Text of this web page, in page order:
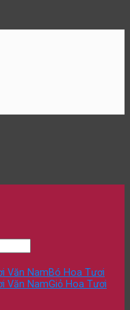
Bó Hoa Tươi
Giỏ Hoa Tươi